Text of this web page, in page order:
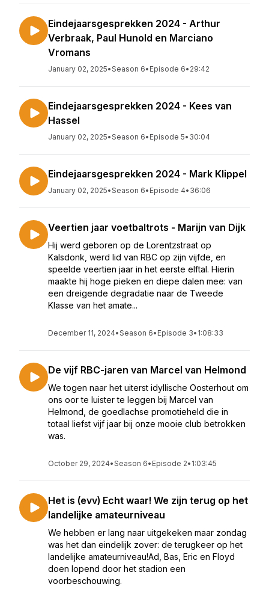
Eindejaarsgesprekken 2024 - Arthur
Verbraak, Paul Hunold en Marciano
Vromans
January 02, 2025•Season 6• Episode 6• 29:42
Eindejaarsgesprekken 2024 - Kees van
Hassel
January 02, 2025•Season 6• Episode 5• 30:04
Eindejaarsgesprekken 2024 - Mark Klippel
January 02, 2025•Season 6• Episode 4• 36:06
Veertien jaar voetbaltrots - Marijn van Dijk
Hij werd geboren op de Lorentzstraat op
Kalsdonk, werd lid van RBC op zijn vijfde, en
speelde veertien jaar in het eerste elftal. Hierin
maakte hij hoge pieken en diepe dalen mee: van
een dreigende degradatie naar de Tweede
Klasse van het amate...
December 11, 2024•Season 6• Episode 3• 1:08:33
De vijf RBC-jaren van Marcel van Helmond
We togen naar het uiterst idyllische Oosterhout om
ons oor te luister te leggen bij Marcel van
Helmond, de goedlachse promotieheld die in
totaal liefst vijf jaar bij onze mooie club betrokken
was.
October 29, 2024•Season 6• Episode 2• 1:03:45
Het is (evv) Echt waar! We zijn terug op het
landelijke amateurniveau
We hebben er lang naar uitgekeken maar zondag
was het dan eindelijk zover: de terugkeer op het
landelijke amateurniveau!Ad, Bas, Eric en Floyd
doen lopend door het stadion een
voorbeschouwing.